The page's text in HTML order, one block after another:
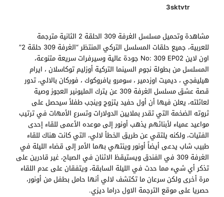
3sktvtr
مشاهدة وتحميل مسلسل الغرفة 309 الحلقة 2 الثانية مترجمة
للعربية، جميع حلقات المسلسل التركي المنتظر “الغرفة 309 حلقة 2”
اون لاين No: 309 EP02 جودة عالية وسيرفرات سريعة متنوعة،
المسلسل من بطولة نجوم السينما التركية أوزليم توكاسلان ، ايرام
هيليفجي ، ديميت اوزدمير ، سومرو يافروكوك ، فوركان بالالي، تدور
قصة عشق مسلسل الغرفة 309 عن يترك المليونير العجوز وصية
لعائلته، يعلن فيها أن أول حفيد يتزوج وينجب طفلاً سيحصل على
ثروته الضخمة التي تقدر بملايين الدولارات وتسرع الأمهات في ترتيب
مواعيد عمياء لأبنائهم يذهب أونور إلى موعده الأعمى للقاء إحدى
الفتيات، ولكنه يلتقي عن طريق الخطأ لالي، التي كانت هناك للقاء
طبيب شاب يدعى أيضاً أونور وينتهي بهما الأمر إلى قضاء الليلة في
الغرفة 309 في الفندق ويستيقظ الاثنان في الصباح، غير قادرين على
تذكر أي شيء مما حدث في الليلة السابقة، ويتفقان على عدم اللقاء
مرة أخرى ولكن سرعان ما تكتشف لالي أنها حامل بطفل من أونور،
حصريا على موقع الترجمة الاول دراما ديزي.